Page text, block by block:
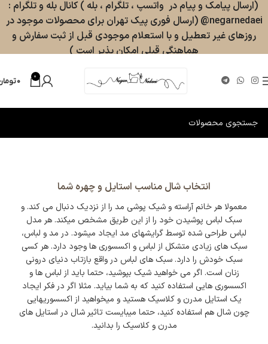
0 ۰
انتخاب شال مناسب استایل و چهره شما
معمولا هر خانم آراسته و شیک پوشی مد را از نزدیک دنبال می کند. و
سبک لباس پوشیدن خود را از این طریق مشخص میکند. هر مدل
لباس طراحی شده توسط گرایشهای مد ایجاد میشود.‌ در مد و لباس،
سبک های زیادی متشکل از لباس و اکسسوری ها وجود دارد. هر کسی
سبک خودش را دارد. سبک های لباس در واقع بازتاب دنیای درونی
زنان است. اگر می خواهید شیک بپوشید، حتما باید از لباس ها و
اکسسوری هایی استفاده کنید که به شما بیاید. مثلا اگر در فکر ایجاد
یک استایل مدرن و کلاسیک هستید و میخواهید از اکسسوریهایی
چون شال هم استفاده کنید، حتما میبایست تاثیر شال در استایل های
مدرن و کلاسیک را بدانید.
(ارسال پیامک و پیام در واتسپ ، تلگرام ، بله ) کانال بله و تلگرام :
negarnedaei@ (ارسال فوری پیک تهران برای محصولات موجود در
روزهای غیر تعطیل و با استعلام موجودی قبل از ثبت سفارش و
هماهنگی قبلی امکان پذیر است )